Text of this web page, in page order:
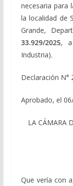
necesaria para
la localidad de
Grande,
33.929/2025, a
Industria).
Declaración N°
Aprobado, el
LA CÁMARA
Que vería con